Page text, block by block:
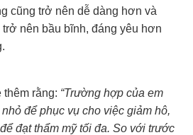
cũng trở nên dễ dàng hơn và
nên bầu bĩnh, đáng yêu hơn
thêm rằng: “Trường hợp của em
để phục vụ cho việc giảm hô,
đạt thẩm mỹ tối đa. So với trước